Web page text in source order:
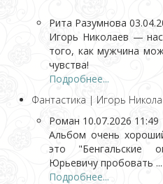
Рита Разумнова
Игорь Николаев —
того, как мужчина
чувства!
Подробнее...
Фантастика | Игорь
Роман 10.07.2026 11:49
Альбом очень
это "Бенгальские
Юрьевичу пробовать ...
Подробнее...